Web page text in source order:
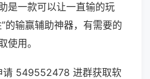
是一款可以让一直输的玩
的输赢辅助神器，有需要的
使用。
请 549552478 进群获取软